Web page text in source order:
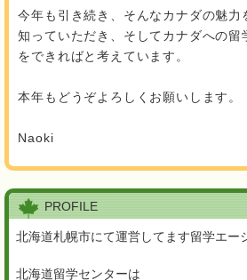
今年も引き続き、そんなカナダの魅力
知っていただき、そしてカナダへの留
をできればと考えています。
本年もどうぞよろしくお願いします。
Naoki
PROFILE
北海道札幌市にて運営してます留学エー
北海道留学センターは